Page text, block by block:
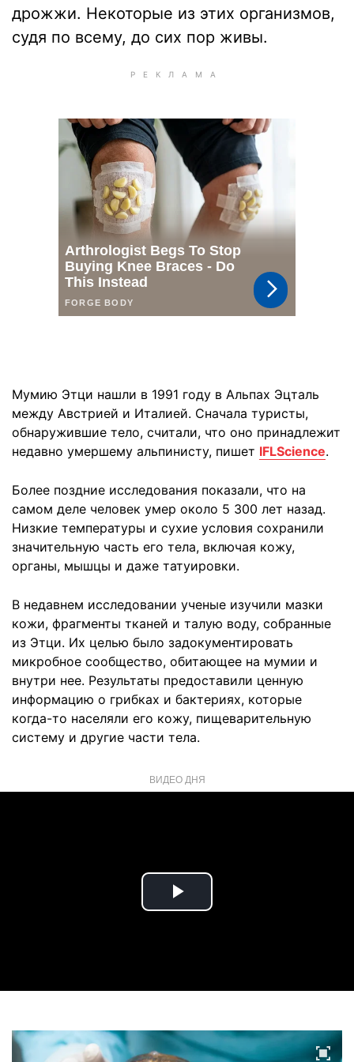
дрожжи. Некоторые из этих организмов,
судя по всему, до сих пор живы.
Мумию Этци нашли в 1991 году в Альпах Эцталь
между Австрией и Италией. Сначала туристы,
обнаружившие тело, считали, что оно принадлежит
недавно умершему альпинисту, пишет IFLScience.
Более поздние исследования показали, что на
самом деле человек умер около 5 300 лет назад.
Низкие температуры и сухие условия сохранили
значительную часть его тела, включая кожу,
органы, мышцы и даже татуировки.
В недавнем исследовании ученые изучили мазки
кожи, фрагменты тканей и талую воду, собранные
из Этци. Их целью было задокументировать
микробное сообщество, обитающее на мумии и
внутри нее. Результаты предоставили ценную
информацию о грибках и бактериях, которые
когда-то населяли его кожу, пищеварительную
систему и другие части тела.
ВИДЕО ДНЯ
Play